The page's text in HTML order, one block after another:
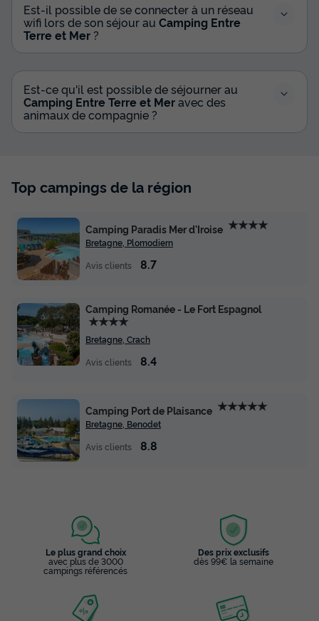
MOBILHOME 6 personnes - Mobil home Privilège (3
Meilleur prix pour 7 nuits
HÉBERGEMENT INSOLITE 2 personnes -
Cazabane
Annulation gratuite
Animaux autorisés * Cafetière
Salon de jardin
Micro-ondes
Meilleur prix pour 7 nuits
Modifier les dates
544 €
Est-il possible de se connecter à un réseau
wifi lors de son séjour au Camping Entre
Terre et Mer ?
Est-ce qu'il est possible de séjourner au
Camping Entre Terre et Meravec des
animaux de compagnie ?
Top campings de la région
Camping Paradis Mer d'Iroise ★★★★
Bretagne, Plomodiern
Avis clients
8.7
Camping Romanée - Le Fort Espagnol
★★★★
Bretagne, Crach
Avis clients
8.4
Camping Port de Plaisance ★★★★★
Bretagne, Benodet
Avis clients
8.8
Le plus grand choix
avec plus de 3000
campings référencés
Des prix exclusifs
dès 99€ la semaine